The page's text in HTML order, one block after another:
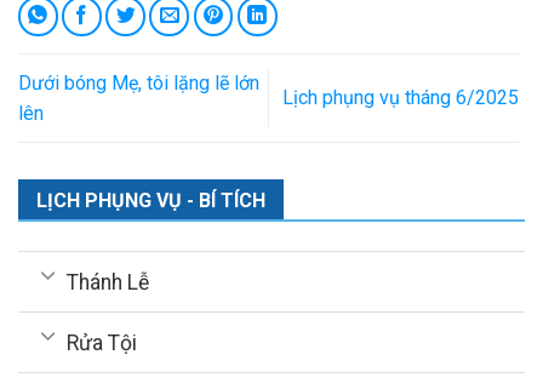
Dưới bóng Mẹ, tôi lặng lẽ lớn
lên
Lịch phụng vụ tháng 6/2025
LỊCH PHỤNG VỤ - BÍ TÍCH
Thánh Lễ
Rửa Tội